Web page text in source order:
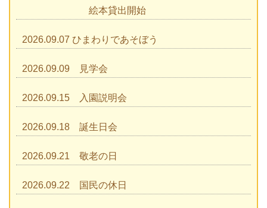
絵本貸出開始
2026.09.07 ひまわりであそぼう
2026.09.09 見学会
2026.09.15 入園説明会
2026.09.18 誕生日会
2026.09.21 敬老の日
2026.09.22 国民の休日